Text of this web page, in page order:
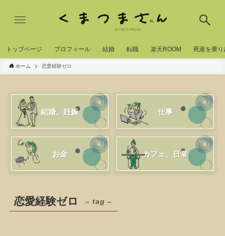
トッブページ プロフィール 結婚 転職 楽天ROOM 死産を乗り
ホーム 恋愛経験ゼロ
結婚、妊娠 仕事
お金 カフェ、日常
恋愛経験ゼロ – tag –